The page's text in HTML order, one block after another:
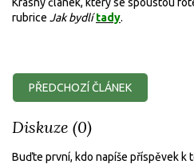
rubrice Jak bydlí tady.
PŘEDCHOZÍ ČLÁNEK
Diskuze (0)
Buďte první, kdo napíše příspěvek k